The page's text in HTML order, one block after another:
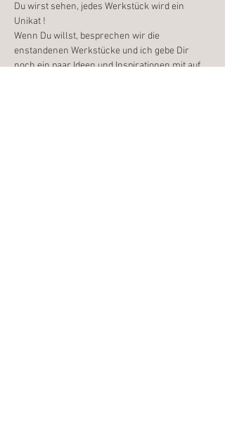
Du wirst sehen, jedes Werkstück wird ein
Unikat !
Wenn Du willst, besprechen wir die
enstandenen Werkstücke und ich gebe Dir
noch ein paar Ideen und Inspirationen mit auf